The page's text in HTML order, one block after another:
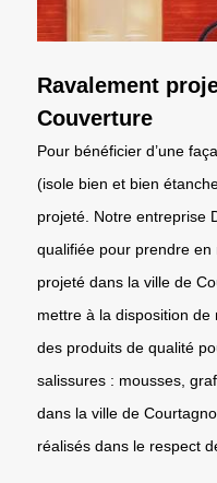
Ravalement
Couverture
Pour bénéficier d’une
(isole bien et bien
projeté. Notre entreprise
qualifiée pour prendre
projeté dans la ville de
mettre à la disposition
des produits de qualité
salissures : mousses,
dans la ville de
réalisés dans le respect